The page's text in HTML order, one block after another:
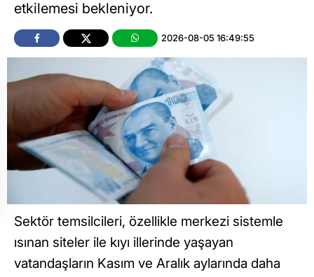
etkilemesi bekleniyor.
2026-08-05 16:49:55
Sektör temsilcileri, özellikle merkezi sistemle
ısınan siteler ile kıyı illerinde yaşayan
vatandaşların Kasım ve Aralık aylarında daha